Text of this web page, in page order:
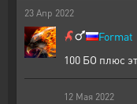
23 Апр 2022
Format
100 БО плюс
12 Мая 2022